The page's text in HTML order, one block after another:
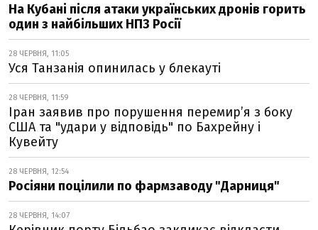
На Кубані після атаки українських дронів горить
один з найбільших НПЗ Росії
28 ЧЕРВНЯ, 11:05
Уся Танзанія опинилась у блекауті
28 ЧЕРВНЯ, 11:59
Іран заявив про порушення перемир’я з боку
США та "удари у відповідь" по Бахрейну і
Кувейту
28 ЧЕРВНЯ, 12:54
Росіяни поцілили по фармзаводу "Дарниця"
28 ЧЕРВНЯ, 14:07